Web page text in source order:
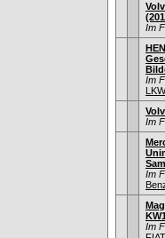
Im
Im
Im
Im
Im